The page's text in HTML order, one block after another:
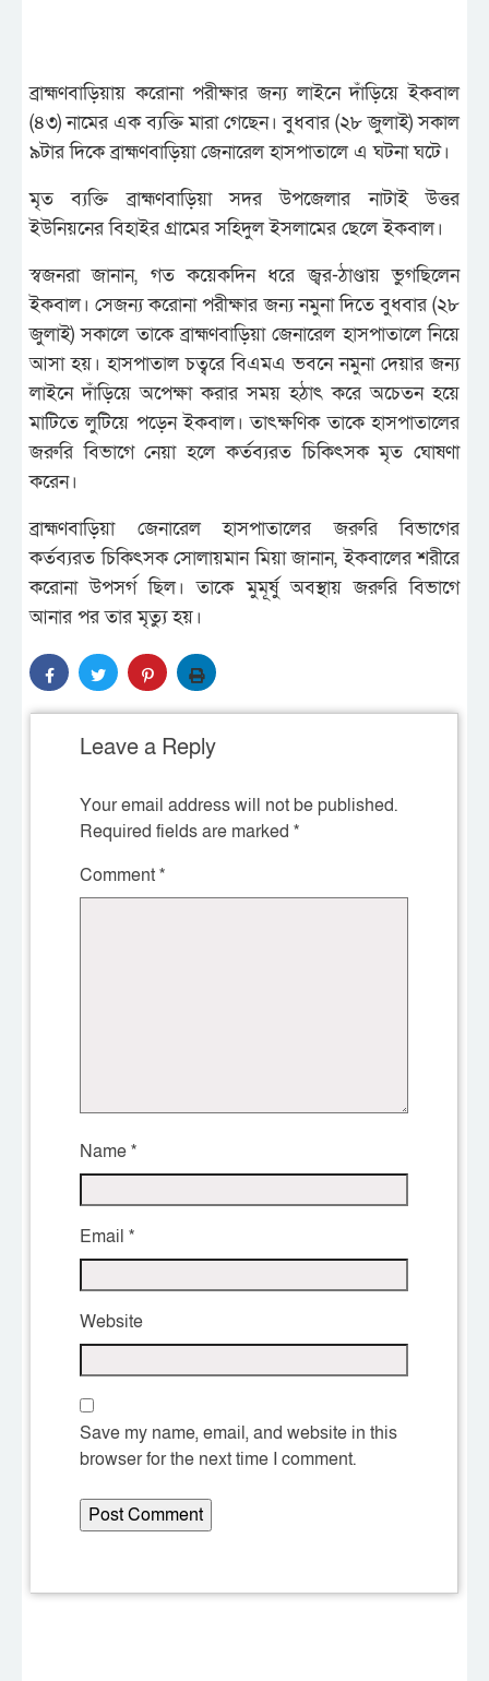
ব্রাহ্মণবাড়িয়ায় করোনা পরীক্ষার জন্য লাইনে দাঁড়িয়ে ইকবাল
(৪৩) নামের এক ব্যক্তি মারা গেছেন। বুধবার (২৮ জুলাই) সকাল
৯টার দিকে ব্রাহ্মণবাড়িয়া জেনারেল হাসপাতালে এ ঘটনা ঘটে।
মৃত ব্যক্তি ব্রাহ্মণবাড়িয়া সদর উপজেলার নাটাই উত্তর
ইউনিয়নের বিহাইর গ্রামের সহিদুল ইসলামের ছেলে ইকবাল।
স্বজনরা জানান, গত কয়েকদিন ধরে জ্বর-ঠাণ্ডায় ভুগছিলেন
ইকবাল। সেজন্য করোনা পরীক্ষার জন্য নমুনা দিতে বুধবার (২৮
জুলাই) সকালে তাকে ব্রাহ্মণবাড়িয়া জেনারেল হাসপাতালে নিয়ে
আসা হয়। হাসপাতাল চত্বরে বিএমএ ভবনে নমুনা দেয়ার জন্য
লাইনে দাঁড়িয়ে অপেক্ষা করার সময় হঠাৎ করে অচেতন হয়ে
মাটিতে লুটিয়ে পড়েন ইকবাল। তাৎক্ষণিক তাকে হাসপাতালের
জরুরি বিভাগে নেয়া হলে কর্তব্যরত চিকিৎসক মৃত ঘোষণা
করেন।
ব্রাহ্মণবাড়িয়া জেনারেল হাসপাতালের জরুরি বিভাগের
কর্তব্যরত চিকিৎসক সোলায়মান মিয়া জানান, ইকবালের শরীরে
করোনা উপসর্গ ছিল। তাকে মুমূর্ষু অবস্থায় জরুরি বিভাগে
আনার পর তার মৃত্যু হয়।
Leave a Reply
Your email address will not be published.
Required fields are marked *
Comment*
Name*
Email *
Website
Save my name, email, and website in this
browser for the next time I comment.